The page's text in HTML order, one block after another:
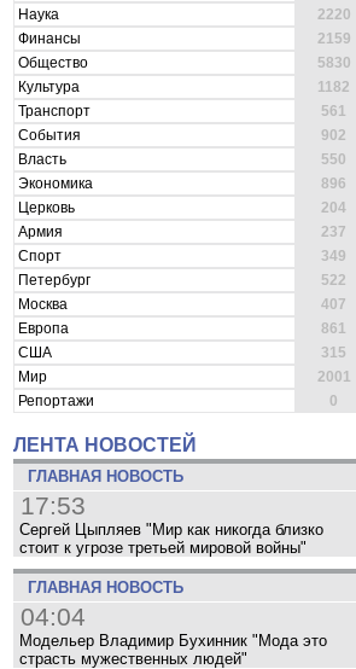
Наука
2220
Финансы
2159
Общество
5830
Культура
1182
Транспорт
561
События
902
Власть
550
Экономика
896
Церковь
204
Армия
237
Спорт
349
Петербург
522
Москва
407
Европа
861
США
315
Мир
2001
Репортажи
0
ЛЕНТА НОВОСТЕЙ
ГЛАВНАЯ НОВОСТЬ
17:53
Сергей Цыпляев "Мир как никогда близко
стоит к угрозе третьей мировой войны"
ГЛАВНАЯ НОВОСТЬ
04:04
Модельер Владимир Бухинник "Мода это
страсть мужественных людей"